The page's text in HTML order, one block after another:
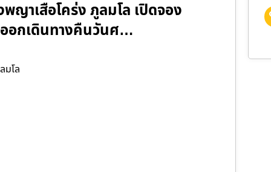
ญาเสือโคร่ง ภูลมโล เปิดจอง
อกเดินทางคืนวันศ…
มโล